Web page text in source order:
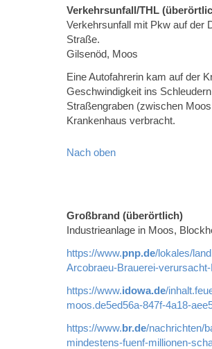
Verkehrsunfall/THL
Verkehrsunfall mit Pkw auf der
Straße.
Gilsenöd, Moos
Eine Autofahrerin kam auf der
Geschwindigkeit ins
Straßengraben (zwischen
Krankenhaus verbracht.
Nach oben
Großbrand (überörtlich)
Industrieanlage in Moos,
https://www.pnp.de/lokales/
Arcobraeu-Brauerei-
https://www.idowa.de/
moos.de5ed56a-847f-4a18-
https://www.br.de/nachrichten/
mindestens-fuenf-millionen-